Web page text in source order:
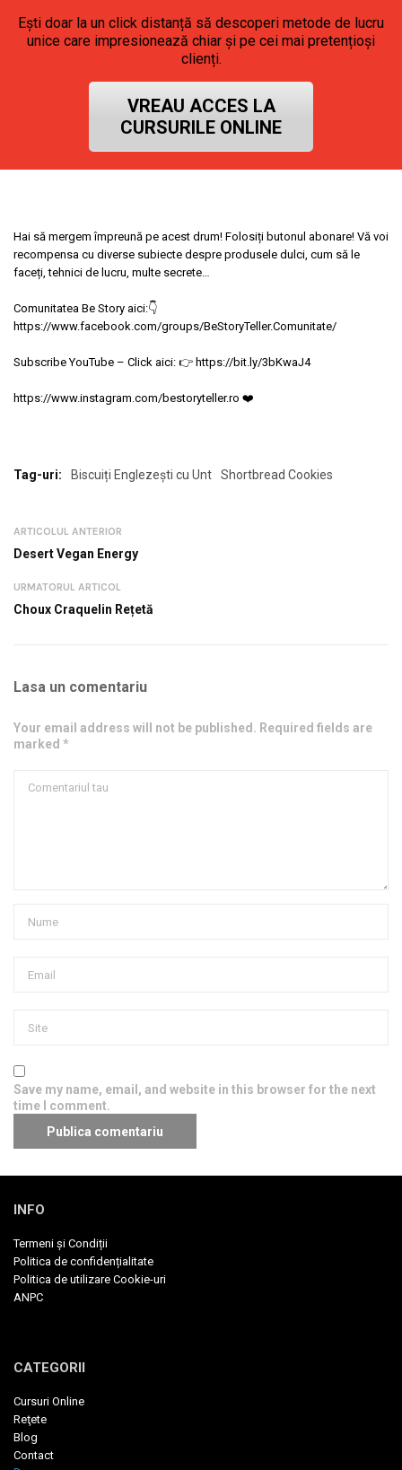
Ești doar la un click distanță să descoperi metode de lucru
unice care impresionează chiar și pe cei mai pretențioși
clienți.
VREAU ACCES LA
CURSURILE ONLINE
Hai să mergem împreună pe acest drum! Folosiți butonul abonare! Vă voi
recompensa cu diverse subiecte despre produsele dulci, cum să le
faceți, tehnici de lucru, multe secrete…
Comunitatea Be Story aici:👇
https://www.facebook.com/groups/BeStoryTeller.Comunitate/
Subscribe YouTube – Click aici: 👉 https://bit.ly/3bKwaJ4
https://www.instagram.com/bestoryteller.ro ❤️
Tag-uri: Biscuiți Englezești cu Unt Shortbread Cookies
ARTICOLUL ANTERIOR
Desert Vegan Energy
URMATORUL ARTICOL
Choux Craquelin Rețetă
Lasa un comentariu
Your email address will not be published. Required fields are
marked *
Save my name, email, and website in this browser for the next
time I comment.
INFO
Termeni și Condiții
Politica de confidențialitate
Politica de utilizare Cookie-uri
ANPC
CATEGORII
Cursuri Online
Reţete
Blog
Contact